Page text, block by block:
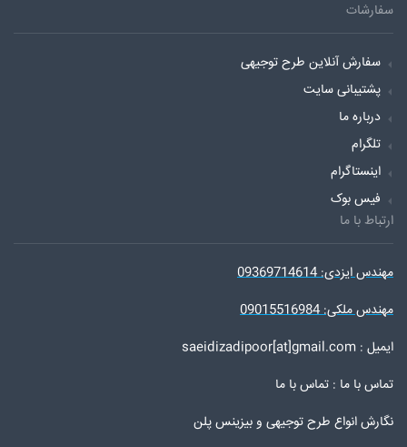
سفارشات
سفارش آنلاین طرح توجیهی
پشتیبانی سایت
درباره ما
تلگرام
اینستاگرام
فیس بوک
ارتباط با ما
مهندس ایزدی: 09369714614
مهندس ملکی: 09015516984
ایمیل : saeidizadipoor[at]gmail.com
تماس با ما : تماس با ما
نگارش انواع طرح توجیهی و بیزینس پلن